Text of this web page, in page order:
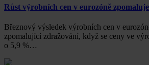
Růst výrobních cen v eurozóně zpomaluje
Březnový výsledek výrobních cen v
zpomalující zdražování, když se ceny ve
o 5,9 %…